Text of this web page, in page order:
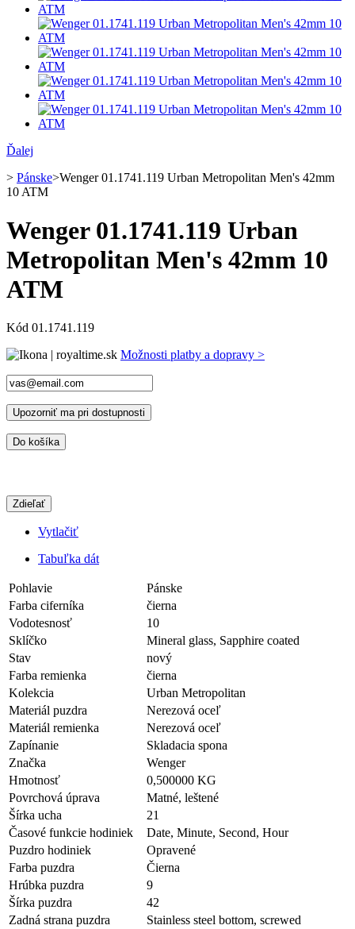
Ďalej
> Pánske>Wenger 01.1741.119 Urban Metropolitan Men's 42mm
10 ATM
Wenger 01.1741.119 Urban
Metropolitan Men's 42mm 10
ATM
Kód 01.1741.119
Možnosti platby a dopravy >
Upozorniť ma pri dostupnosti
Do košíka
Zdieľať
Vytlačiť
Tabuľka dát
Pohlavie
Pánske
Farba ciferníka
čierna
Vodotesnosť
10
Sklíčko
Mineral glass, Sapphire coated
Stav
nový
Farba remienka
čierna
Kolekcia
Urban Metropolitan
Materiál puzdra
Nerezová oceľ
Materiál remienka
Nerezová oceľ
Zapínanie
Skladacia spona
Značka
Wenger
Hmotnosť
0,500000 KG
Povrchová úprava
Matné, leštené
Šírka ucha
21
Časové funkcie hodiniek
Date, Minute, Second, Hour
Puzdro hodiniek
Opravené
Farba puzdra
Čierna
Hrúbka puzdra
9
Šírka puzdra
42
Zadná strana puzdra
Stainless steel bottom, screwed